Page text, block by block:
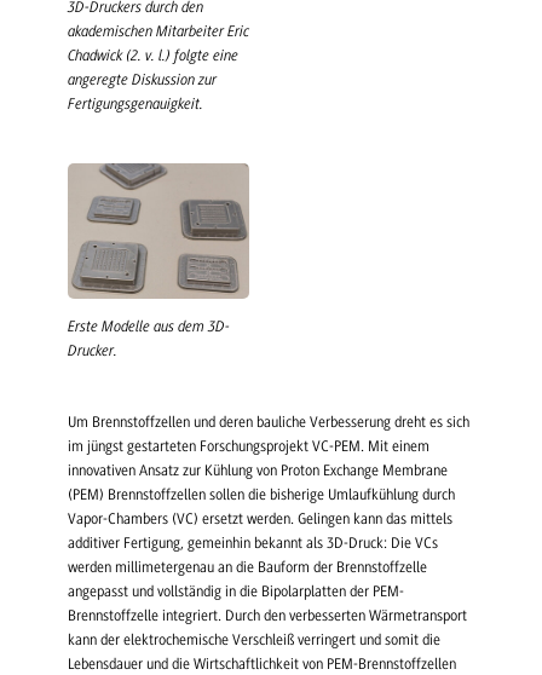
3D-Druckers durch den
akademischen Mitarbeiter Eric
Chadwick (2. v. l.) folgte eine
angeregte Diskussion zur
Fertigungsgenauigkeit.
Erste Modelle aus dem 3D-
Drucker.
Um Brennstoffzellen und deren bauliche Verbesserung dreht es sich
im jüngst gestarteten Forschungsprojekt VC-PEM. Mit einem
innovativen Ansatz zur Kühlung von Proton Exchange Membrane
(PEM) Brennstoffzellen sollen die bisherige Umlaufkühlung durch
Vapor-Chambers (VC) ersetzt werden. Gelingen kann das mittels
additiver Fertigung, gemeinhin bekannt als 3D-Druck: Die VCs
werden millimetergenau an die Bauform der Brennstoffzelle
angepasst und vollständig in die Bipolarplatten der PEM-
Brennstoffzelle integriert. Durch den verbesserten Wärmetransport
kann der elektrochemische Verschleiß verringert und somit die
Lebensdauer und die Wirtschaftlichkeit von PEM-Brennstoffzellen